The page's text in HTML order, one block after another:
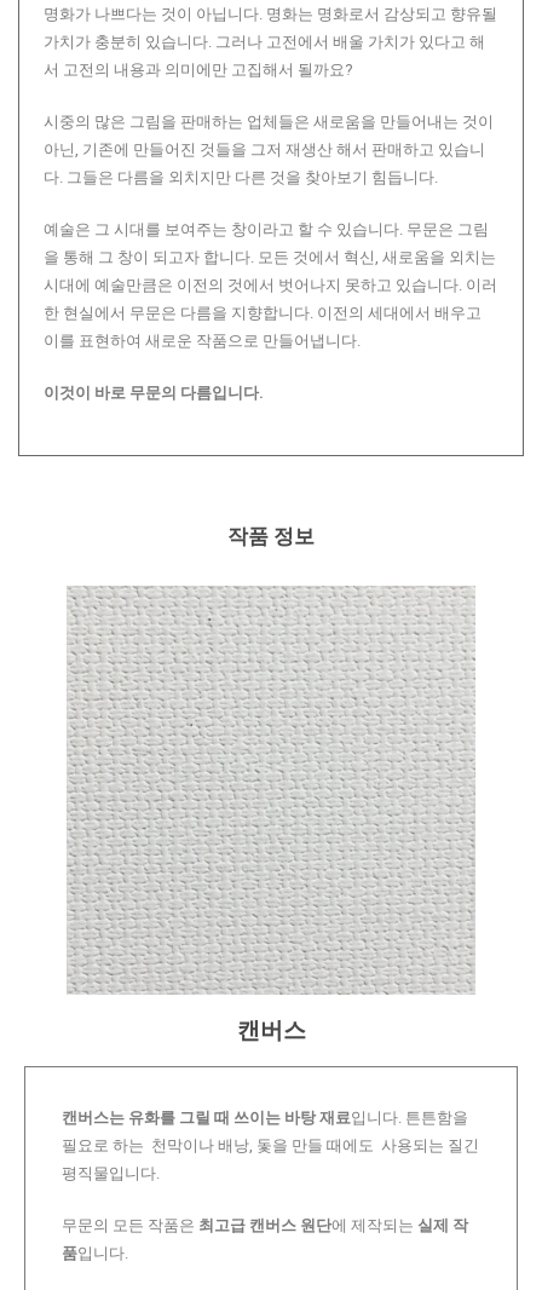
명화가 나쁘다는 것이 아닙니다. 명화는 명화로서 감상되고 향유될
가치가 충분히 있습니다. 그러나 고전에서 배울 가치가 있다고 해
서 고전의 내용과 의미에만 고집해서 될까요?
시중의 많은 그림을 판매하는 업체들은 새로움을 만들어내는 것이
아닌, 기존에 만들어진 것들을 그저 재생산 해서 판매하고 있습니
다. 그들은 다름을 외치지만 다른 것을 찾아보기 힘듭니다.
예술은 그 시대를 보여주는 창이라고 할 수 있습니다. 무문은 그림
을 통해 그 창이 되고자 합니다. 모든 것에서 혁신, 새로움을 외치는
시대에 예술만큼은 이전의 것에서 벗어나지 못하고 있습니다. 이러
한 현실에서 무문은 다름을 지향합니다. 이전의 세대에서 배우고
이를 표현하여 새로운 작품으로 만들어냅니다.
이것이 바로 무문의 다름입니다.
작품 정보
캔버스
캔버스는 유화를 그릴 때 쓰이는 바탕 재료입니다. 튼튼함을
필요로 하는 천막이나 배낭, 돛을 만들 때에도 사용되는 질긴
평직물입니다.
무문의 모든 작품은 최고급 캔버스 원단에 제작되는 실제 작
품입니다.